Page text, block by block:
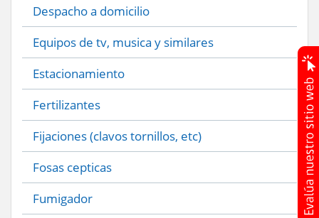
Despacho a domicilio
Equipos de tv, musica y similares
Estacionamiento
Fertilizantes
Fijaciones (clavos tornillos, etc)
Fosas cepticas
Fumigador